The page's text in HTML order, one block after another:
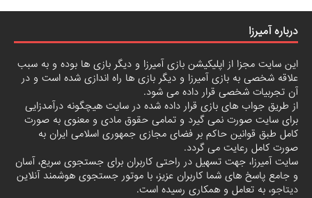
درباره آمیرزا
این سایت مجزا از اپلیکیشن بازی آمیرزا و دیگر بازی ها بوده و به سبب
علاقه شخصی به بازی آمیرزا و دیگر بازی ها راه اندازی شده است و در
آن تجربیات شخصی قرار داده می شود.
از طریق جواب های بازی قرار داده شده در سایت هیچگونه درآمدزایی
برای سایت صورت نمی گیرد و تمامی حقوق مادی و معنوی به صورت
کامل طبق قوانین حاکم بر فضای مجازی جمهوری اسلامی ایران به
صورت کامل رعایت می گردد.
سایت آمیرزا، جهت تسهیل در راحتی کاربران برای جستجوی سریع، آسان
و جامع پاسخ های شما کاربران عزیز، با موتور جستجوی هوشمند آنلاین
دیتاجو، به تعامل و همکاری رسیده است.